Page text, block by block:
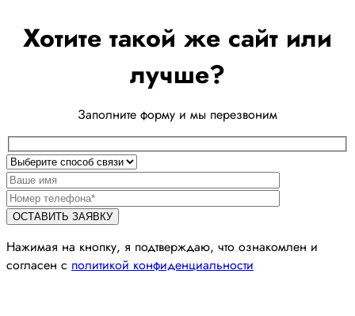
Хотите такой же сайт или
лучше?
Заполните форму и мы перезвоним
Нажимая на кнопку, я подтверждаю, что ознакомлен и
согласен с политикой конфиденциальности